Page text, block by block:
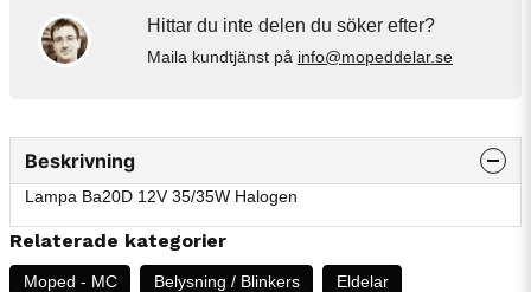
Hittar du inte delen du söker efter?
Maila kundtjänst på info@mopeddelar.se
Beskrivning
Lampa Ba20D 12V 35/35W Halogen
Relaterade kategorier
Moped - MC Belysning / Blinkers Eldelar